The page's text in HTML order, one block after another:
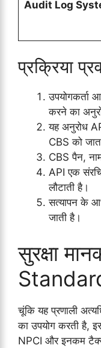
Audit Log
प्रक्रिया
उपयोगकर्ता
करने का
यह अनुरोध
CBS को
CBS पैन,
API एक
लौटाती है।
सत्यापन के
जाती है।
सुरक्षा
चूंकि यह प्रणाली
का उपयोग करती है,
NPCI और इनकम